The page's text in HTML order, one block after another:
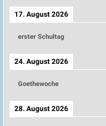
17. August 2026
erster Schultag
24. August 2026
Goethewoche
28. August 2026